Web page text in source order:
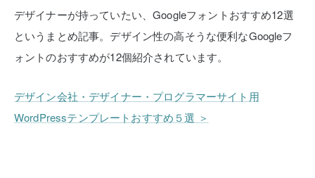
デザイナーが持っていたい、Googleフォントおすすめ12選
というまとめ記事。デザイン性の高そうな便利なGoogleフ
ォントのおすすめが12個紹介されています。
デザイン会社・デザイナー・プログラマーサイト用
WordPressテンプレートおすすめ５選 ＞